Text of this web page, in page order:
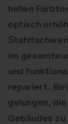
hellen
optisch
im
und
repariert.
gelungen,
Gebäudes